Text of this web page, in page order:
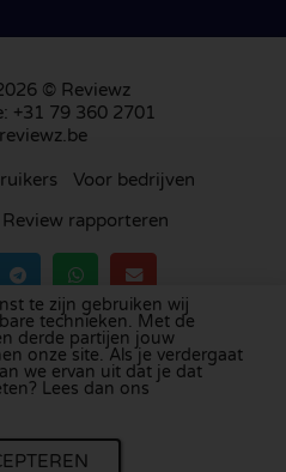
© Reviewz
+31 79 360 2701
Voor bedrijven
Review rapporteren
in Nederland,het
, Duitsland ,Spanje,
,Finland
te zijn gebruiken wij
technieken. Met de
derde partijen jouw
onze site. Als je verdergaat
we ervan uit dat je dat
Lees dan ons